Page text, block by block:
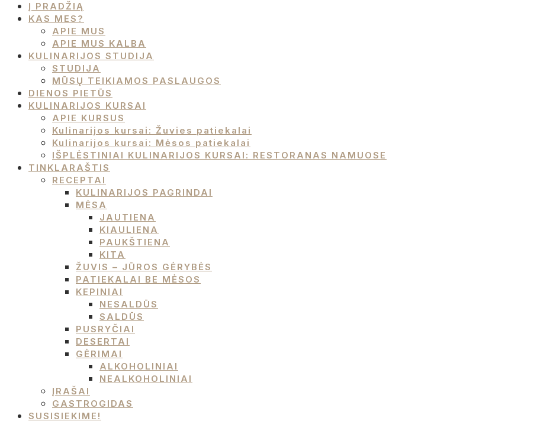
Į PRADŽIĄ
KAS MES?
APIE MUS
APIE MUS KALBA
KULINARIJOS STUDIJA
STUDIJA
MŪSŲ TEIKIAMOS PASLAUGOS
DIENOS PIETŪS
KULINARIJOS KURSAI
APIE KURSUS
Kulinarijos kursai: Žuvies patiekalai
Kulinarijos kursai: Mėsos patiekalai
IŠPLĖSTINIAI KULINARIJOS KURSAI: RESTORANAS NAMUOSE
TINKLARAŠTIS
RECEPTAI
KULINARIJOS PAGRINDAI
MĖSA
JAUTIENA
KIAULIENA
PAUKŠTIENA
KITA
ŽUVIS – JŪROS GĖRYBĖS
PATIEKALAI BE MĖSOS
KEPINIAI
NESALDŪS
SALDŪS
PUSRYČIAI
DESERTAI
GĖRIMAI
ALKOHOLINIAI
NEALKOHOLINIAI
ĮRAŠAI
GASTROGIDAS
SUSISIEKIME!